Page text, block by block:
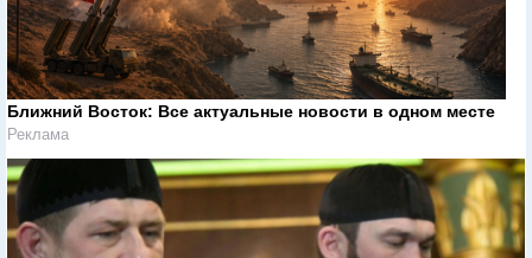
Ближний Восток: Все актуальные новости в одном месте
Реклама